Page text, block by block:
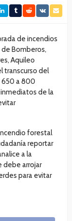
de incendios
Bomberos,
Aquileo
transcurso del
650 a 800
de la
forestal
reportar
a la
debe arrojar
para evitar